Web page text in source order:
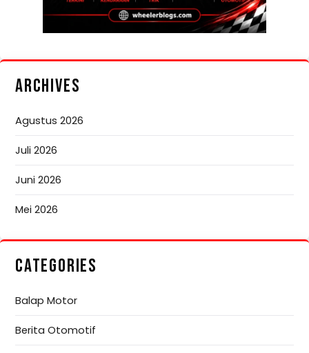
ARCHIVES
Agustus 2026
Juli 2026
Juni 2026
Mei 2026
CATEGORIES
Balap Motor
Berita Otomotif